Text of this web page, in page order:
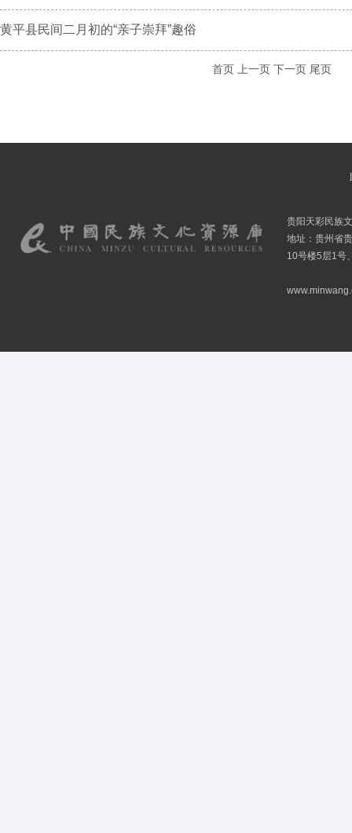
黄平县民间二月初的“亲子崇拜”趣俗
首页 上一页 下一页 尾页
贵阳天彩民族
地址：贵州省
10号楼5层1号